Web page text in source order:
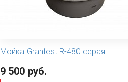
Мойка Granfest R-480 серая
9 500 руб.